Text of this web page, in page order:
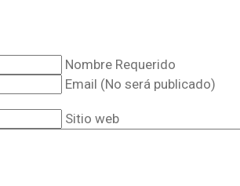
Nombre Requerido
Email (No será publicado)
Sitio web